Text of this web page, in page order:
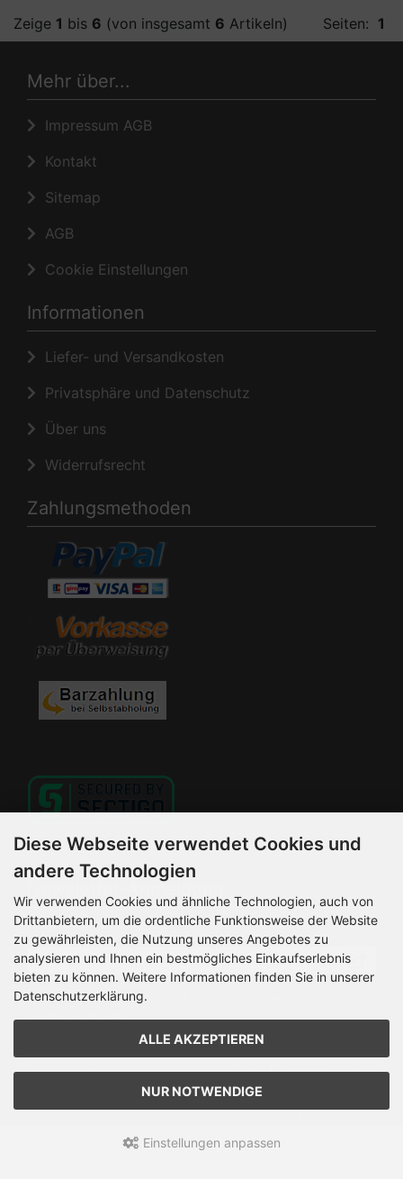
Zeige 1 bis 6 (von insgesamt 6 Artikeln) Seiten: 1
Mehr über...
Impressum AGB
Kontakt
Sitemap
AGB
Cookie Einstellungen
Informationen
Liefer- und Versandkosten
Privatsphäre und Datenschutz
Über uns
Widerrufsrecht
Zahlungsmethoden
Newsletter-Anmeldung
E-Mail-Adresse:
Der Newsletter kann jederzeit hier oder in Ihrem Kundenkonto
HELLEMANN MOTORRADSERVICE © 2026 | Template © 2026
by Karl
Diese Webseite verwendet Cookies und
andere Technologien
Wir verwenden Cookies und ähnliche Technologien, auch von
Drittanbietern, um die ordentliche Funktionsweise der Website
zu gewährleisten, die Nutzung unseres Angebotes zu
analysieren und Ihnen ein bestmögliches Einkaufserlebnis
bieten zu können. Weitere Informationen finden Sie in unserer
Datenschutzerklärung.
ALLE AKZEPTIEREN
NUR NOTWENDIGE
Einstellungen anpassen